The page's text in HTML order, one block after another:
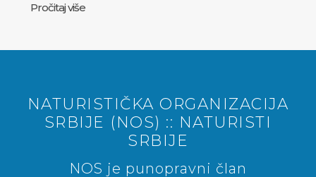
Pročitaj više
NATURISTIČKA ORGANIZACIJA
SRBIJE (NOS) :: NATURISTI
SRBIJE
NOS je punopravni član